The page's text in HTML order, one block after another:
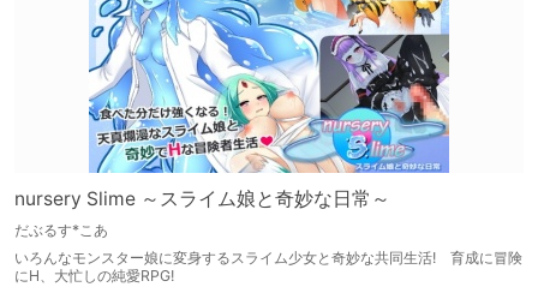
nursery Slime ～スライム娘と奇妙な日常～
だぶるす*こあ
いろんなモンスター娘に変身するスライム少女と奇妙な共同生活! 育成に冒険
にH、大忙しの純愛RPG!